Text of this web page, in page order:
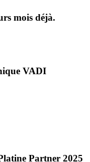
mois déjà.
Partner 2025